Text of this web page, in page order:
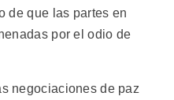
de que las partes en
por el odio de
negociaciones de paz